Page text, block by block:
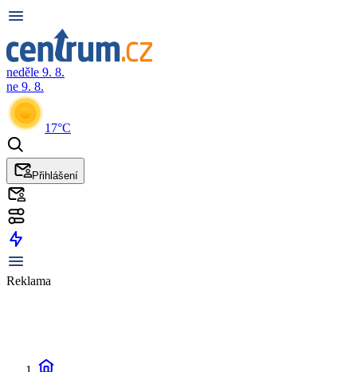
neděle 9. 8.
ne 9. 8.
17°C
Přihlášení
Reklama